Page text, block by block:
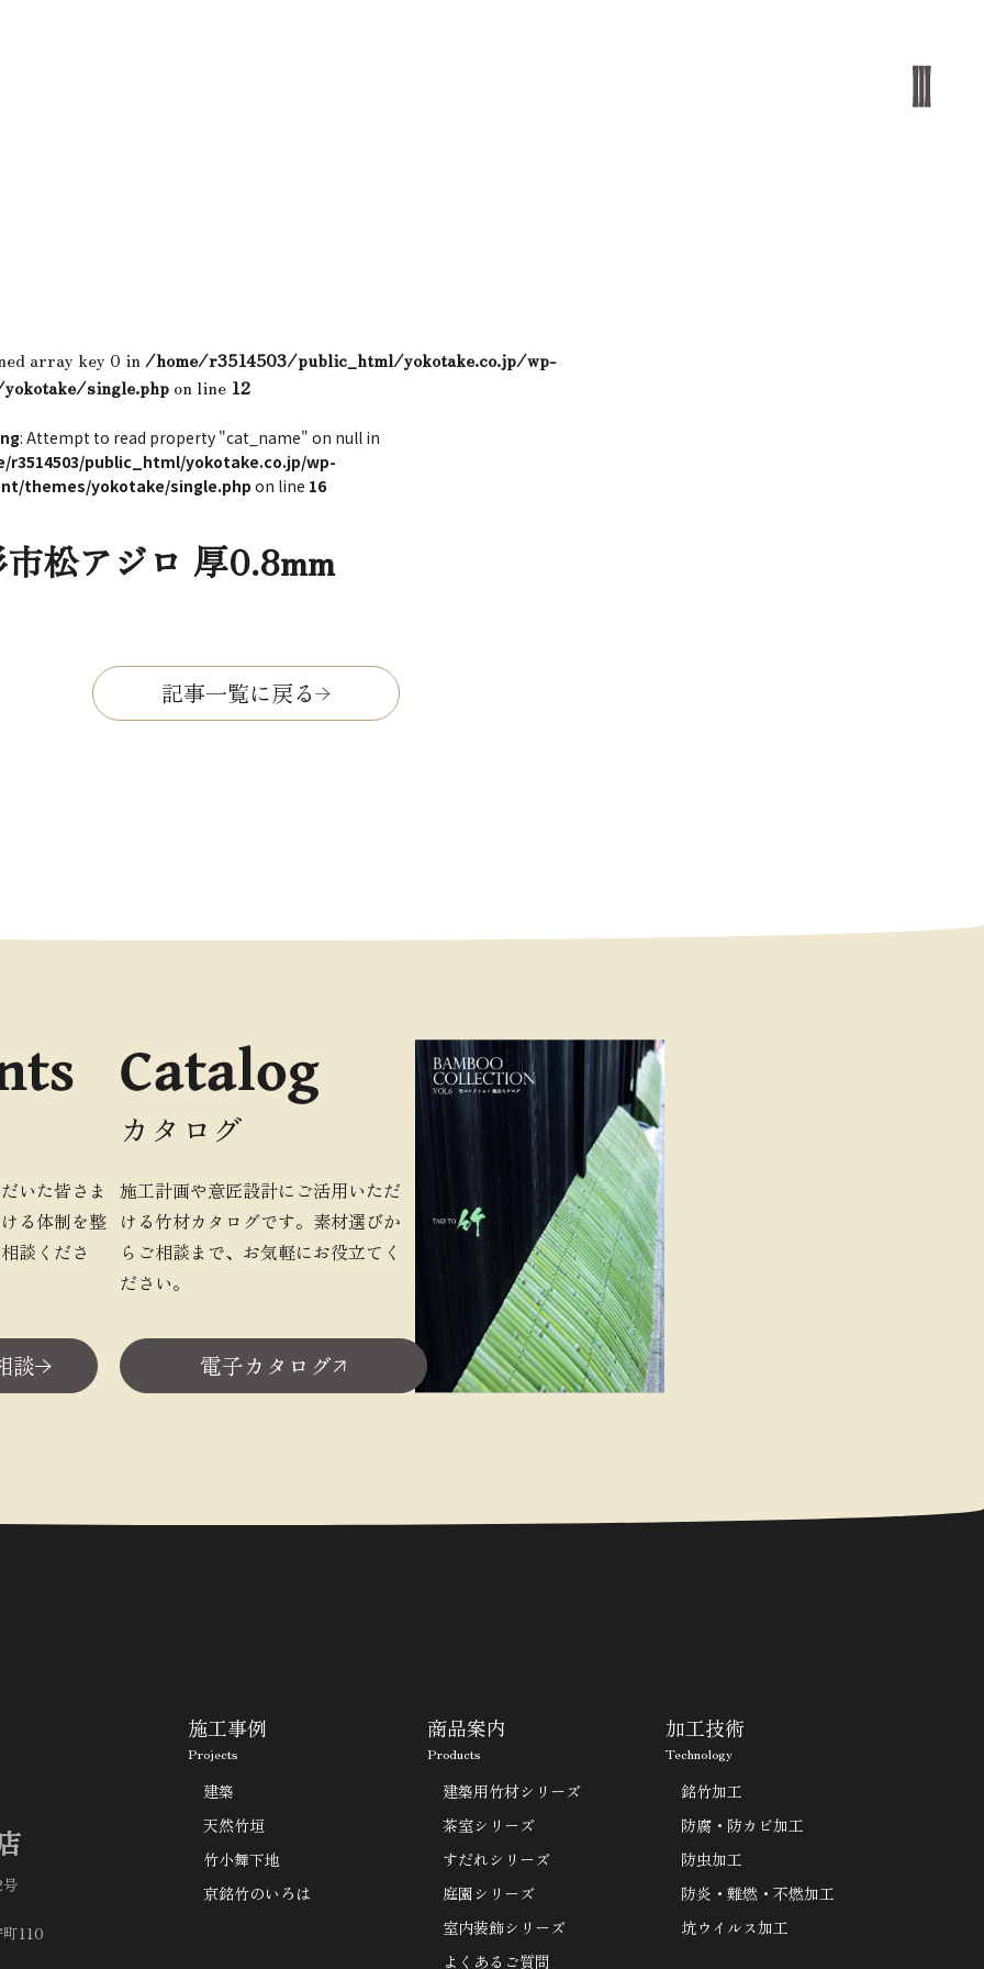
array key 0 in/home/r3514503/public_html/yokotake.co.jp/wp-
single.php on line 12
: Attempt to read property "cat_name" on null in
r3514503/public_html/yokotake.co.jp/wp-
themes/yokotake/single.php on line 16
松アジロ 厚0.8mm
記事一覧に戻る
いた皆さま
る体制を整
談くださ
談
Catalog
カタログ
施工計画や意匠設計にご活用いただ
ける竹材カタログです。素材選びか
らご相談まで、お気軽にお役立てく
ださい。
電子カタログ
110
施工事例
Projects
建築
天然竹垣
竹小舞下地
京銘竹のいろは
商品案内
Products
建築用竹材シリーズ
茶室シリーズ
すだれシリーズ
庭園シリーズ
室内装飾シリーズ
よくあるご質問
加工技術
Technology
銘竹加工
防腐・防カビ加工
防虫加工
防炎・難燃・不燃加工
坑ウイルス加工